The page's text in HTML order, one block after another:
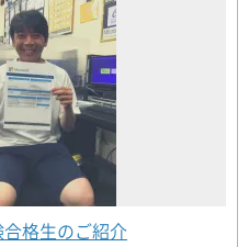
合格生のご紹介